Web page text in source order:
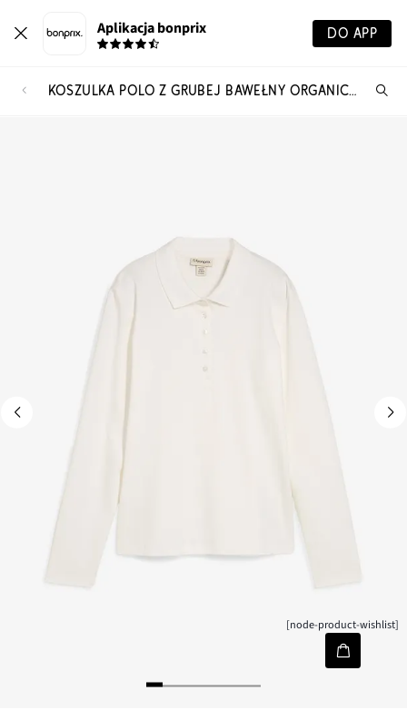
Aplikacja bonprix DO APP
KOSZULKA POLO Z GRUBEJ BAWEŁNY ORGANICZNEJ
[node-product-wishlist]